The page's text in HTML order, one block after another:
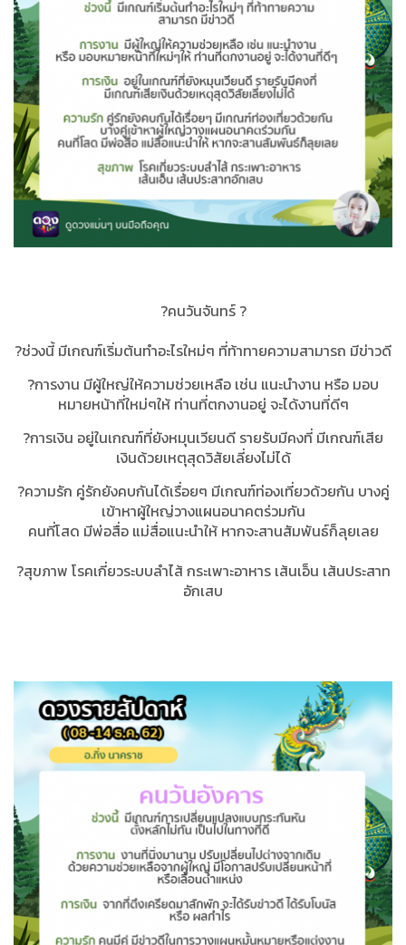
?คนวันจันทร์ ?
?ช่วงนี้ มีเกณฑ์เริ่มต้นทำอะไรใหม่ๆ ที่ท้าทายความสามารถ มีข่าวดี
?การงาน มีผู้ใหญ่ให้ความช่วยเหลือ เช่น แนะนำงาน หรือ มอบ
หมายหน้าที่ใหม่ๆให้ ท่านที่ตกงานอยู่ จะได้งานที่ดีๆ
?การเงิน อยู่ในเกณฑ์ที่ยังหมุนเวียนดี รายรับมีคงที่ มีเกณฑ์เสีย
เงินด้วยเหตุสุดวิสัยเลี่ยงไม่ได้
?ความรัก คู่รักยังคบกันได้เรื่อยๆ มีเกณฑ์ท่องเที่ยวด้วยกัน บางคู่
เข้าหาผู้ใหญ่วางแผนอนาคตร่วมกัน
คนที่โสด มีพ่อสื่อ แม่สื่อแนะนำให้ หากจะสานสัมพันธ์ก็ลุยเลย
?สุขภาพ โรคเกี่ยวระบบลำไส้ กระเพาะอาหาร เส้นเอ็น เส้นประสาท
อักเสบ